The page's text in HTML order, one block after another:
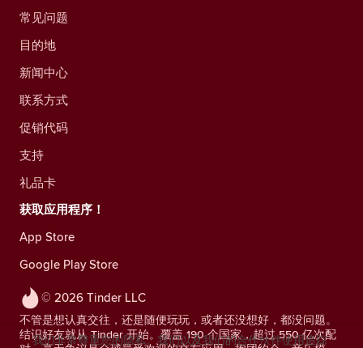
© 2026 Tinder LLC
不管是想认真交往，还是随便玩玩，或者还没想好，都没问题。
结识好友就从 Tinder 开始。覆盖 190 个国家，超过 550 亿次配
常见问题
目的地
新闻中心
联系方式
促销代码
支持
礼品卡
获取应用程序！
App Store
Google Play Store
我们非常尊重您的隐私。我们以及我们的合作伙伴使用追踪